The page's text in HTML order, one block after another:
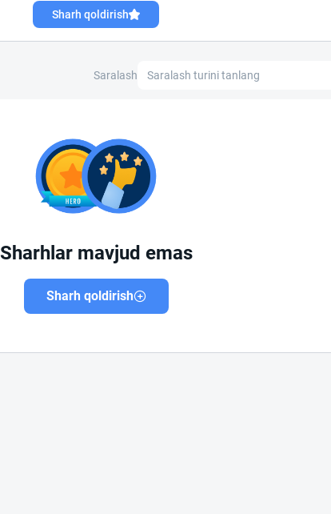
Sharh qoldirish
Saralash Saralash turini tanlang
Sharhlar mavjud emas
Sharh qoldirish